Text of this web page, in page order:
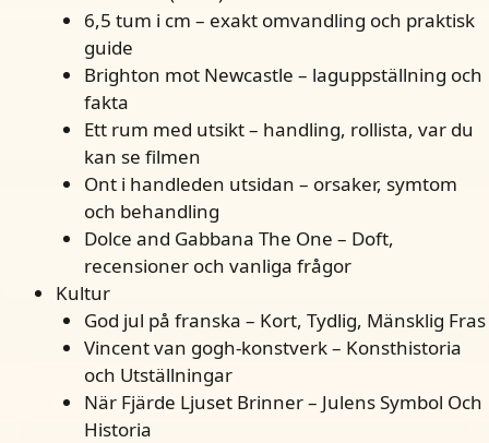
6,5 tum i cm – exakt omvandling och praktisk
guide
Brighton mot Newcastle – laguppställning och
fakta
Ett rum med utsikt – handling, rollista, var du
kan se filmen
Ont i handleden utsidan – orsaker, symtom
och behandling
Dolce and Gabbana The One – Doft,
recensioner och vanliga frågor
Kultur
God jul på franska – Kort, Tydlig, Mänsklig Fras
Vincent van gogh-konstverk – Konsthistoria
och Utställningar
När Fjärde Ljuset Brinner – Julens Symbol Och
Historia